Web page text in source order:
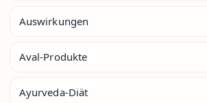
Auswirkungen
Aval-Produkte
Ayurveda-Diät